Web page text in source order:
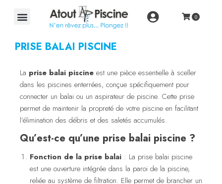
PRISE BALAI PISCINE
La prise balai piscine est une pièce essentielle à sceller
dans les piscines enterrées, conçue spécifiquement pour
connecter un balai ou un aspirateur de piscine. Cette prise
permet de maintenir la propreté de votre piscine en facilitant
l’élimination des débris et des saletés accumulés.
Qu’est-ce qu’une prise balai piscine ?
Fonction de la prise balai : La prise balai piscine
est une ouverture intégrée dans la paroi de la piscine,
reliée au système de filtration. Elle permet de brancher un